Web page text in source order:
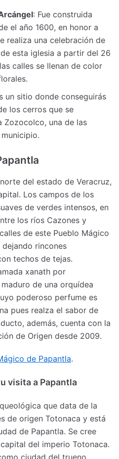
: Fue construida
el año 1600, en honor a
realiza una celebración de
esta iglesia a partir del 26
calles se llenan de color
un sitio donde conseguirás
los cerros que se
Zozocolco, una de las
del estado de Veracruz,
Los campos de los
de verdes intensos, en
los ríos Cazones y
de este Pueblo Mágico
rincones
techos de tejas.
xanath por
de una orquídea
poderoso perfume es
pues realza el sabor de
además, cuenta con la
de Origen desde 2009.
de Papantla.
visita a Papantla
que data de la
de origen Totonaca y está
de Papantla. Se cree
del imperio Totonaca.